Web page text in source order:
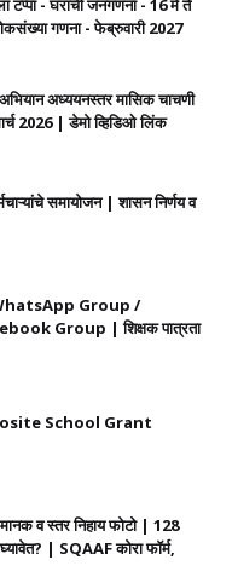
- घरांची जनगणना - 16 मे ते
गणना - फेब्रुवारी 2027
अध्ययनस्तर मासिक चाचणी
2026 | डेमो व्हिडिओ लिंक
समायोजन | शासन निर्णय व
Group /
Group | शिक्षक पात्रता
School Grant
व स्तर निहाय फोटो | 128
| SQAAF कोरा फॉर्म,